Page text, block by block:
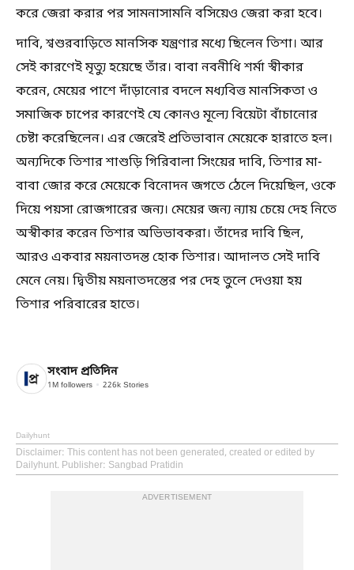
করে জেরা করার পর সামনাসামনি বসিয়েও জেরা করা হবে।
দাবি, শ্বশুরবাড়িতে মানসিক যন্ত্রণার মধ্যে ছিলেন তিশা। আর
সেই কারণেই মৃত্যু হয়েছে তাঁর। বাবা নবনীধি শর্মা স্বীকার
করেন, মেয়ের পাশে দাঁড়ানোর বদলে মধ্যবিত্ত মানসিকতা ও
সমাজিক চাপের কারণেই যে কোনও মূল্যে বিয়েটা বাঁচানোর
চেষ্টা করেছিলেন। এর জেরেই প্রতিভাবান মেয়েকে হারাতে হল।
অন্যদিকে তিশার শাশুড়ি গিরিবালা সিংয়ের দাবি, তিশার মা-
বাবা জোর করে মেয়েকে বিনোদন জগতে ঠেলে দিয়েছিল, ওকে
দিয়ে পয়সা রোজগারের জন্য। মেয়ের জন্য ন্যায় চেয়ে দেহ নিতে
অস্বীকার করেন তিশার অভিভাবকরা। তাঁদের দাবি ছিল,
আরও একবার ময়নাতদন্ত হোক তিশার। আদালত সেই দাবি
মেনে নেয়। দ্বিতীয় ময়নাতদন্তের পর দেহ তুলে দেওয়া হয়
তিশার পরিবারের হাতে।
সংবাদ প্রতিদিন
1M followers 226k Stories
Dailyhunt
Disclaimer: This content has not been generated, created or edited by
Dailyhunt. Publisher: Sangbad Pratidin
ADVERTISEMENT